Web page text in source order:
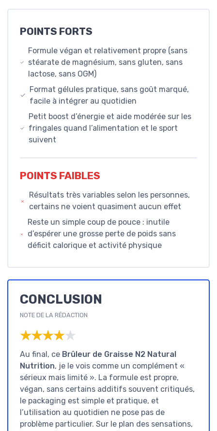
POINTS FORTS
Formule végan et relativement propre (sans
stéarate de magnésium, sans gluten, sans
lactose, sans OGM)
Format gélules pratique, sans goût marqué,
facile à intégrer au quotidien
Petit boost d’énergie et aide modérée sur les
fringales quand l’alimentation et le sport
suivent
POINTS FAIBLES
Résultats très variables selon les personnes,
certains ne voient quasiment aucun effet
Reste un simple coup de pouce : inutile
d’espérer une grosse perte de poids sans
déficit calorique et activité physique
CONCLUSION
NOTE DE LA RÉDACTION
★★★★★
★★★★★
Au final, ce Brûleur de Graisse N2 Natural
Nutrition, je le vois comme un complément «
sérieux mais limité ». La formule est propre,
végan, sans certains additifs souvent critiqués,
le packaging est simple et pratique, et
l’utilisation au quotidien ne pose pas de
problème particulier. Sur le plan des sensations,